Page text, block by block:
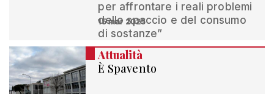
per affrontare i reali problemi
dello spaccio e del consumo
di sostanze”
15 mar 2025
Attualità
È Spavento